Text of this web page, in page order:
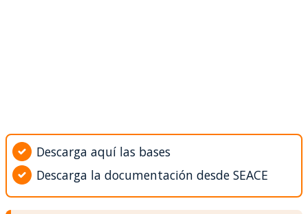
Descarga aquí las bases
Descarga la documentación desde SEACE